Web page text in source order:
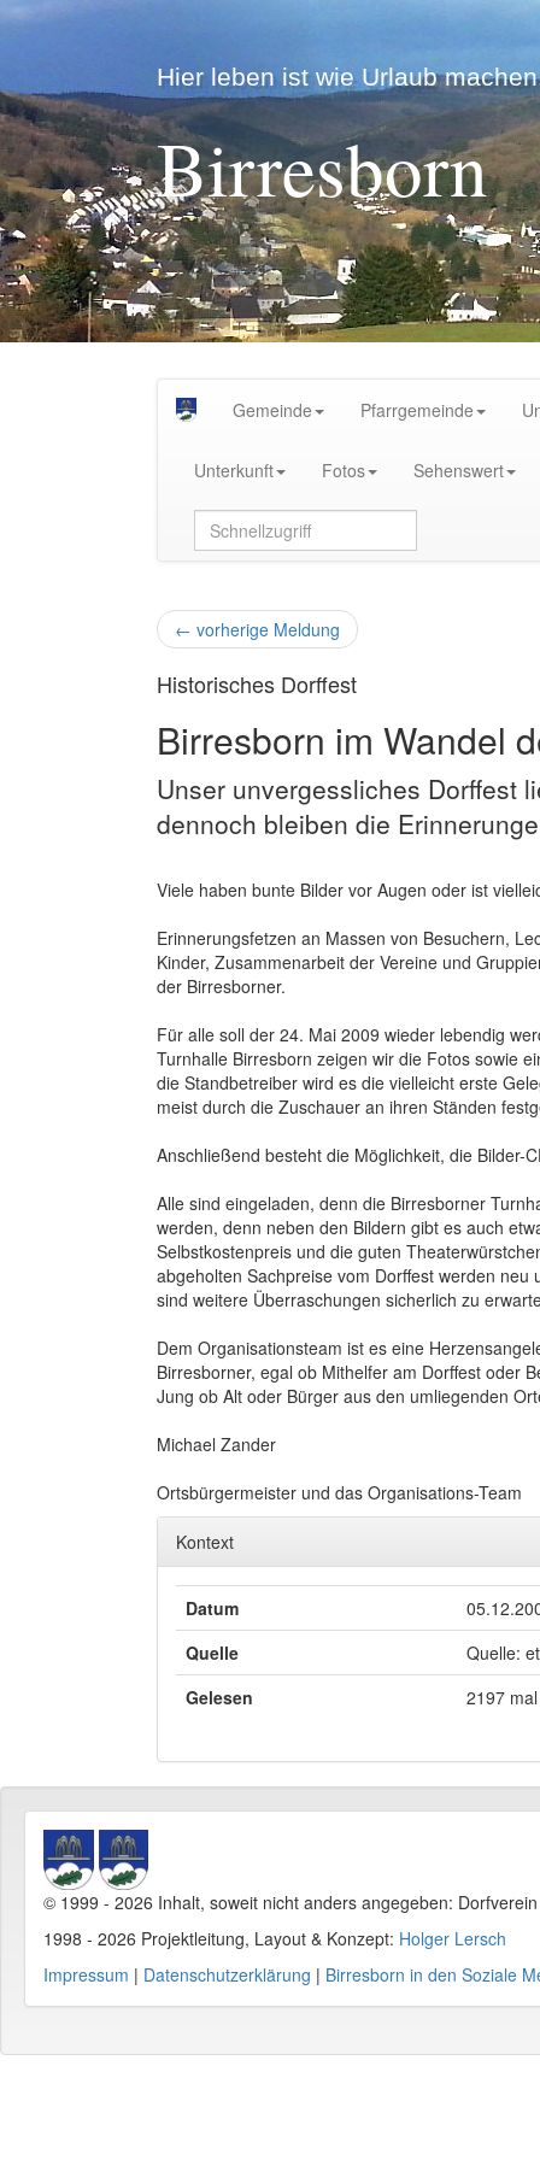
Hier leben ist wie Urlaub
Birresborn
Gemeinde Pfarrgemeinde
Unterkunft Fotos Sehenswert
← vorherige Meldung
Historisches Dorffest
Birresborn im Wandel
Unser unvergessliches Dorffest
dennoch bleiben die
Viele haben bunte Bilder vor Augen oder ist
Erinnerungsfetzen an Massen von Besuchern,
Kinder, Zusammenarbeit der Vereine und
der Birresborner.
Für alle soll der 24. Mai 2009 wieder lebendig
Turnhalle Birresborn zeigen wir die Fotos sowie
die Standbetreiber wird es die vielleicht erste
meist durch die Zuschauer an ihren Ständen
Anschließend besteht die Möglichkeit, die Bilder-
Alle sind eingeladen, denn die Birresborner
werden, denn neben den Bildern gibt es auch
Selbstkostenpreis und die guten
abgeholten Sachpreise vom Dorffest werden
sind weitere Überraschungen sicherlich zu
Dem Organisationsteam ist es eine
Birresborner, egal ob Mithelfer am Dorffest oder
Jung ob Alt oder Bürger aus den umliegenden
Michael Zander
Ortsbürgermeister und das Organisations-Team
Kontext
Datum
Quelle
Quelle:
Gelesen
2197 mal
© 1999 - 2026 Inhalt, soweit nicht anders angegeben:
1998 - 2026 Projektleitung, Layout & Konzept: Holger Lersch
Impressum | Datenschutzerklärung | Birresborn in den Soziale